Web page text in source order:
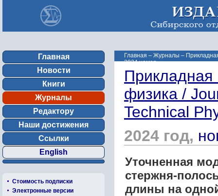
Главная
Новости
Книги
Журналы
Редактору
Наши достижения
Ссылки
English
Стоимость подписки
Электронные версии
Главная – Журналы –
2024 номер ...
Прикладная
физика /
Technical
2024 год,
Уточненная
стержня-
длины на